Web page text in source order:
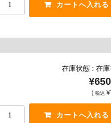
在庫状態 : 在庫
¥650
( 税込